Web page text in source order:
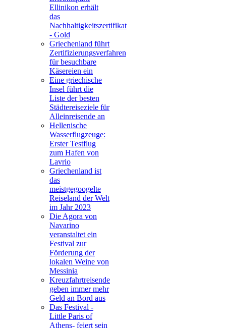
Ellinikon erhält
das
Nachhaltigkeitszertifikat
- Gold
Griechenland führt
Zertifizierungsverfahren
für besuchbare
Käsereien ein
Eine griechische
Insel führt die
Liste der besten
Städtereiseziele für
Alleinreisende an
Hellenische
Wasserflugzeuge:
Erster Testflug
zum Hafen von
Lavrio
Griechenland ist
das
meistgegoogelte
Reiseland der Welt
im Jahr 2023
Die Agora von
Navarino
veranstaltet ein
Festival zur
Förderung der
lokalen Weine von
Messinia
Kreuzfahrtreisende
geben immer mehr
Geld an Bord aus
Das Festival -
Little Paris of
Athens- feiert sein